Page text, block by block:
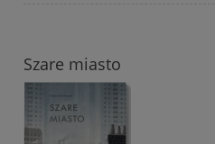
Szare miasto